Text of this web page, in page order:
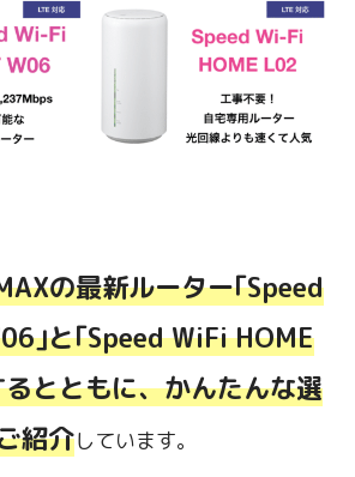
の最新ルーター｢Speed
｣と｢Speed WiFi HOME
とともに、かんたんな選
紹介しています。